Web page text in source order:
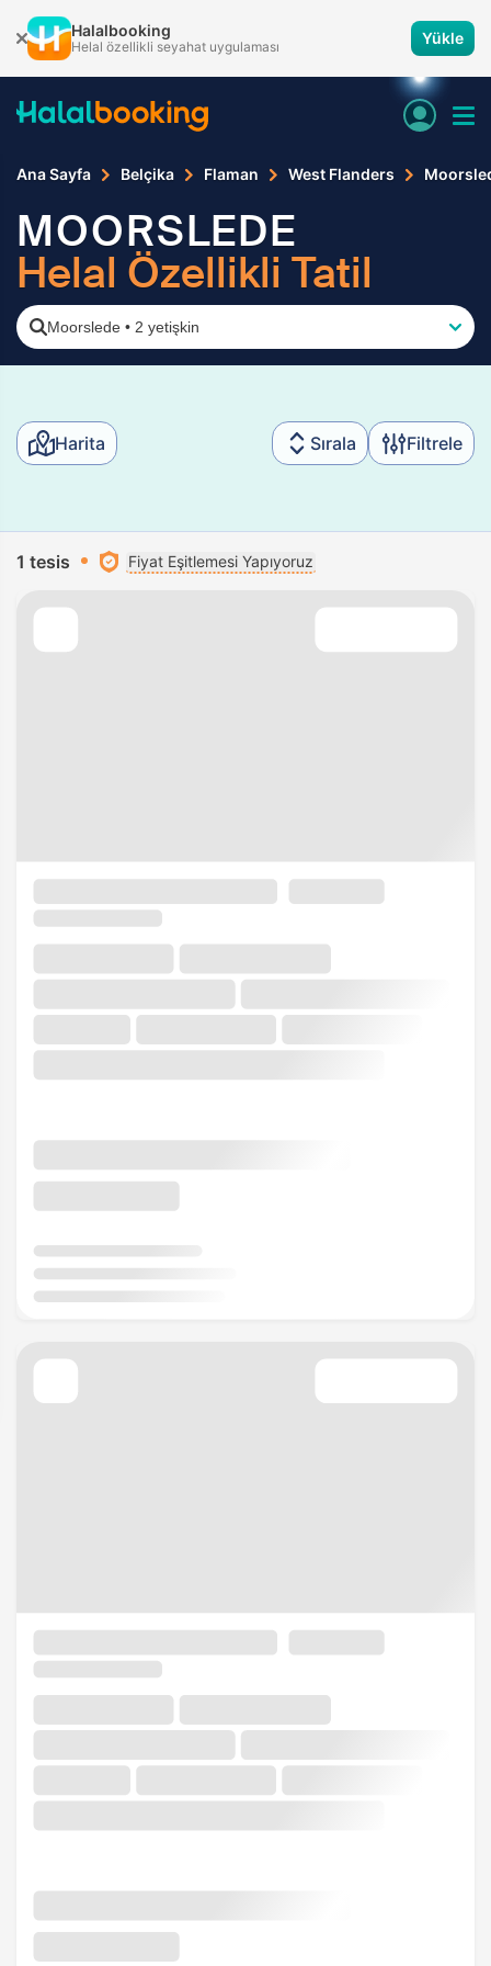
Halalbooking
Helal özellikli seyahat uygulaması Yükle
Ana Sayfa Belçika Flaman West Flanders
MOORSLEDE
Helal Özellikli Tatil
Moorslede • 2 yetişkin
Harita Sırala Filtrele
1 tesis Fiyat Eşitlemesi Yapıyoruz